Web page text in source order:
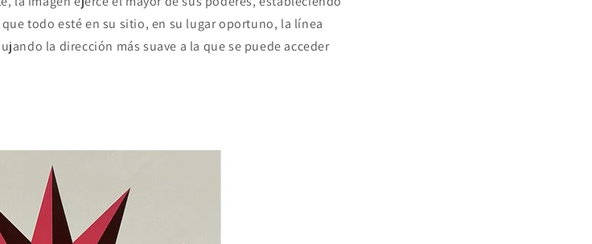
todo esté en su sitio, en su lugar oportuno, la línea
la dirección más suave a la que se puede acceder